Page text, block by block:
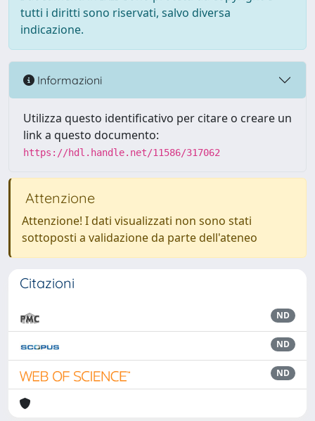
tutti i diritti sono riservati, salvo diversa
indicazione.
Informazioni
Utilizza questo identificativo per citare o creare un
link a questo documento:
https://hdl.handle.net/11586/317062
Attenzione
Attenzione! I dati visualizzati non sono stati
sottoposti a validazione da parte dell'ateneo
Citazioni
ND
ND
ND